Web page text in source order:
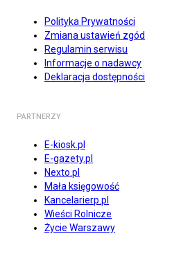
Polityka Prywatności
Zmiana ustawień zgód
Regulamin serwisu
Informacje o nadawcy
Deklaracja dostępności
PARTNERZY
E-kiosk.pl
E-gazety.pl
Nexto.pl
Mała księgowość
Kancelarierp.pl
Wieści Rolnicze
Życie Warszawy